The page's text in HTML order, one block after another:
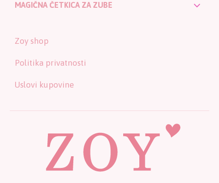
MAGIČNA ČETKICA ZA ZUBE
Zoy shop
Politika privatnosti
Uslovi kupovine